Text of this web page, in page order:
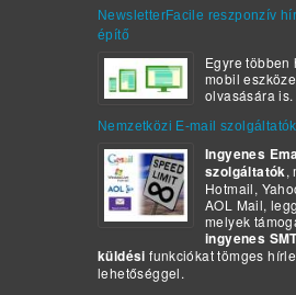
NewsletterFacile reszponzív
építő
Egyre többen
mobil
olvasására is.
Nemzetközi E-mail
Ingyenes
szolgáltatók,
Hotmail,
AOL Mail,
melyek
ingyenes
küldésifunkciókat tömges
lehetőséggel.